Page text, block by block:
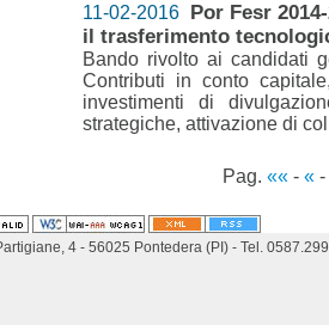
11-02-2016 Por Fesr
il trasferimento
Bando rivolto ai candidati
Contributi in conto
investimenti di
strategiche, attivazione di
Pag. ««- «-
4 - 56025 Pontedera (PI) - Tel.